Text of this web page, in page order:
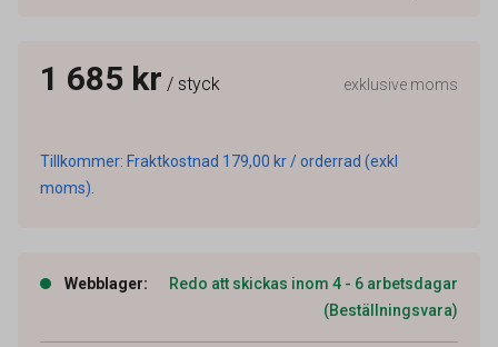
1 685 kr / styck exklusive moms
Tillkommer: Fraktkostnad 179,00 kr / orderrad (exkl
moms).
Webblager:
Redo att skickas inom 4 - 6 arbetsdagar
(Beställningsvara)